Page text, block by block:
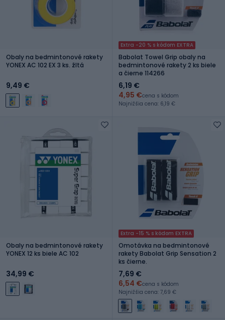
Obaly na bedmintonové rakety
YONEX AC 102 EX 3 ks. žltá
9,49 €
Extra -20 % s kódom EXTRA
Babolat Towel Grip obaly na
bedmintonové rakety 2 ks biele
a čierne 114266
6,19 €
4,95 €cena s kódom
Najnižšia cena: 6,19 €
Obaly na bedmintonové rakety
YONEX 12 ks biele AC 102
34,99 €
Extra -15 % s kódom EXTRA
Omotávka na bedmintonové
rakety Babolat Grip Sensation 2
ks čierne.
7,69 €
6,54 €cena s kódom
Najnižšia cena: 7,69 €